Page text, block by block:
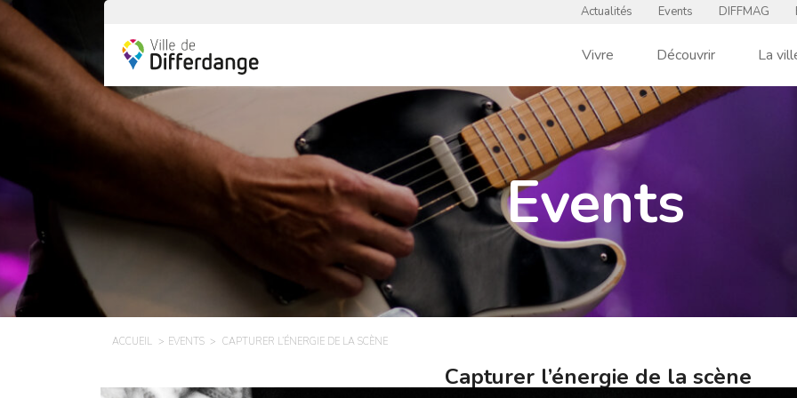
Actualités Events DIFFMAG
Vivre Découvrir La
Events
ACCUEIL EVENTS CAPTURER L’ÉNERGIE DE LA SCÈNE
Capturer l’énergie de la scène